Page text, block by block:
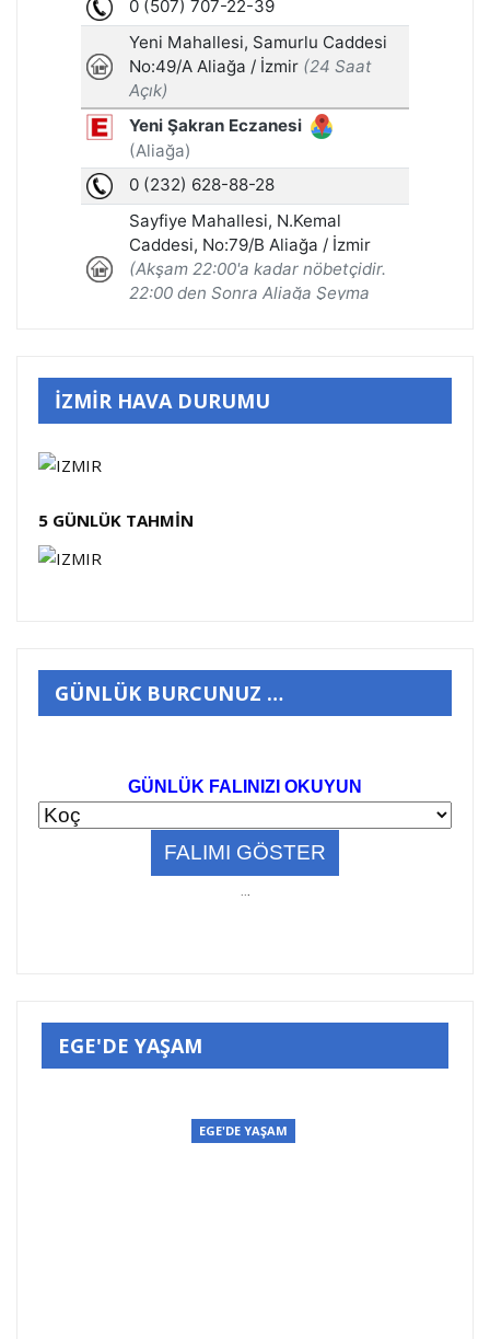
İZMİR HAVA DURUMU
5 GÜNLÜK TAHMİN
GÜNLÜK BURCUNUZ …
GÜNLÜK FALINIZI OKUYUN
EGE'DE YAŞAM
EGE'DE YAŞAM